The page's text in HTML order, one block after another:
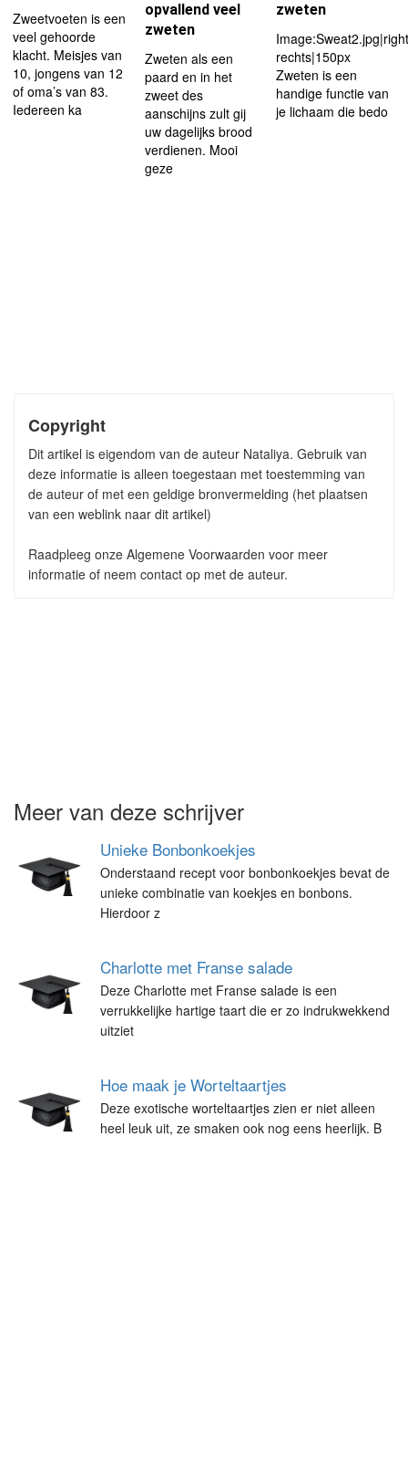
Zweetvoeten is een
veel gehoorde
klacht. Meisjes van
10, jongens van 12
of oma’s van 83.
Iedereen ka
opvallend veel
zweten
Zweten als een
paard en in het
zweet des
aanschijns zult gij
uw dagelijks brood
verdienen. Mooi
geze
zweten
rechts|150px
Zweten is een
handige functie van
je lichaam die bedo
Copyright
Dit artikel is eigendom van de auteur Nataliya. Gebruik van
deze informatie is alleen toegestaan met toestemming van
de auteur of met een geldige bronvermelding (het plaatsen
van een weblink naar dit artikel)
Raadpleeg onze Algemene Voorwaarden voor meer
informatie of neem contact op met de auteur.
Meer van deze schrijver
Unieke Bonbonkoekjes
Onderstaand recept voor bonbonkoekjes bevat de
unieke combinatie van koekjes en bonbons.
Hierdoor z
Charlotte met Franse salade
Deze Charlotte met Franse salade is een
verrukkelijke hartige taart die er zo indrukwekkend
uitziet
Hoe maak je Worteltaartjes
Deze exotische worteltaartjes zien er niet alleen
heel leuk uit, ze smaken ook nog eens heerlijk. B